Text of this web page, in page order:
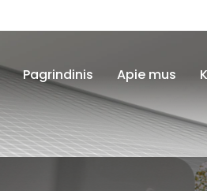
Pagrindinis Apie mus